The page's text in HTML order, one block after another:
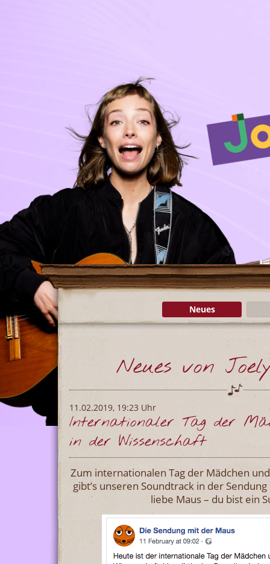
Neues
Neues von
11.02.2019, 19:23 Uhr
Internationaler Tag der
in der Wissenschaft
Zum internationalen Tag der Mädchen
gibt’s unseren Soundtrack in der
liebe Maus – du bist ein